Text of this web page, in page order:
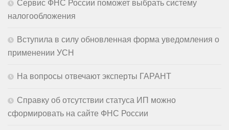
Сервис ФНС России поможет выбрать систему
налогообложения
Вступила в силу обновленная форма уведомления о
применении УСН
На вопросы отвечают эксперты ГАРАНТ
Справку об отсутствии статуса ИП можно
сформировать на сайте ФНС России